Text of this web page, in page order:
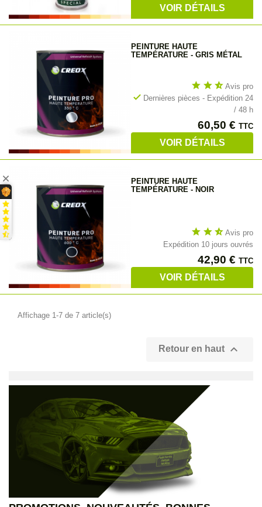
VOIR DÉTAILS
PEINTURE HAUTE
TEMPÉRATURE - GRIS MÉTAL
star star star_half Avis pro
check Dernières pièces - Expédition 24
/ 48 h
Prix
60,50 € TTC
VOIR DÉTAILS
PEINTURE HAUTE
TEMPÉRATURE - NOIR
star star star_half Avis pro
Expédition 10 jours ouvrés
Prix
42,90 € TTC
VOIR DÉTAILS
Affichage 1-7 de 7 article(s)
Retour en haut 